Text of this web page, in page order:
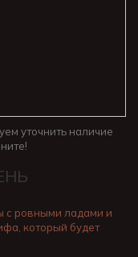
уточнить наличие
с ровными ладами и
который будет